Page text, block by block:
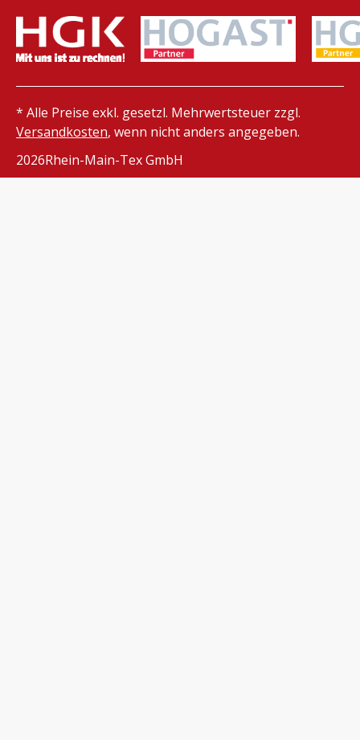
* Alle Preise exkl. gesetzl. Mehrwertsteuer zzgl.
Versandkosten, wenn nicht anders angegeben.
2026Rhein-Main-Tex GmbH